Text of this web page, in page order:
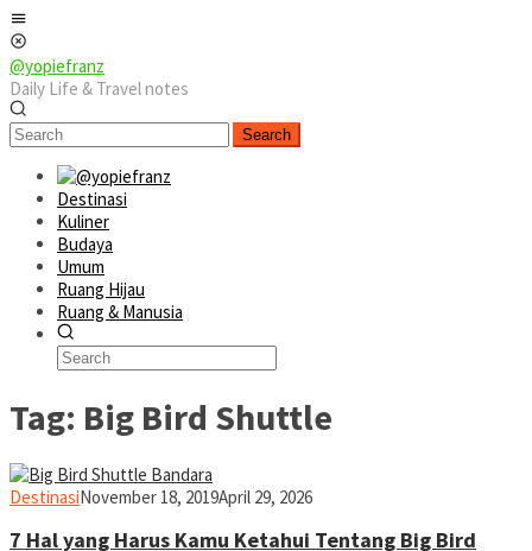
Skip
to
content
@yopiefranz
Daily Life & Travel notes
Search
Destinasi
Kuliner
Budaya
Umum
Ruang Hijau
Ruang & Manusia
Tag: Big Bird Shuttle
Destinasiyopiefranz
November 18, 2019April 29, 2026
7 Hal yang Harus Kamu Ketahui Tentang Big Bird